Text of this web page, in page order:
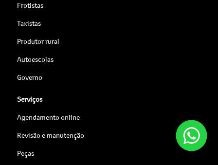
Frotistas
Taxistas
Produtor rural
Autoescolas
Governo
Serviços
Agendamento online
Revisão e manutenção
Peças